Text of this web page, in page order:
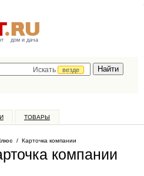
дом и дача
Искать
везде
ТОВАРЫ
/ Карточка компании
компании